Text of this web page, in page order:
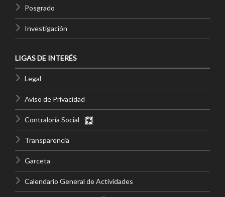
Posgrado
Investigación
LIGAS DE INTERÉS
Legal
Aviso de Privacidad
Contraloría Social
Transparencia
Garceta
Calendario General de Actividades